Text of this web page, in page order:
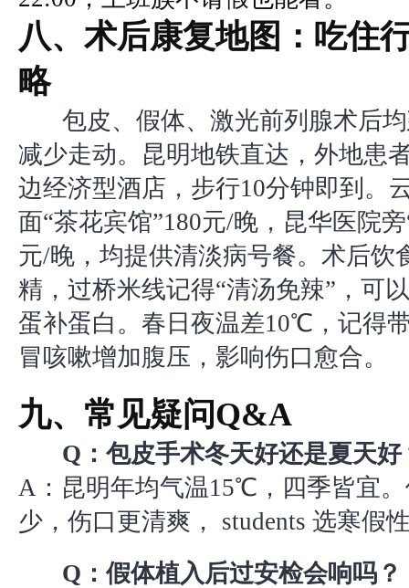
八、术后康复地图：吃住
略
包皮、假体、激光前列腺术后
减少走动。昆明地铁直达，外地患
边经济型酒店，步行10分钟即到。
面“茶花宾馆”180元/晚，昆华医院
元/晚，均提供清淡病号餐。术后饮
精，过桥米线记得“清汤免辣”，可
蛋补蛋白。春日夜温差10℃，记得
冒咳嗽增加腹压，影响伤口愈合。
九、常见疑问Q&A
Q：包皮手术冬天好还是夏天好
A：昆明年均气温15℃，四季皆宜
少，伤口更清爽， students 选寒假
Q：假体植入后过安检会响吗？